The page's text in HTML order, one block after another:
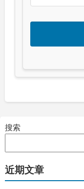
搜索
近期文章